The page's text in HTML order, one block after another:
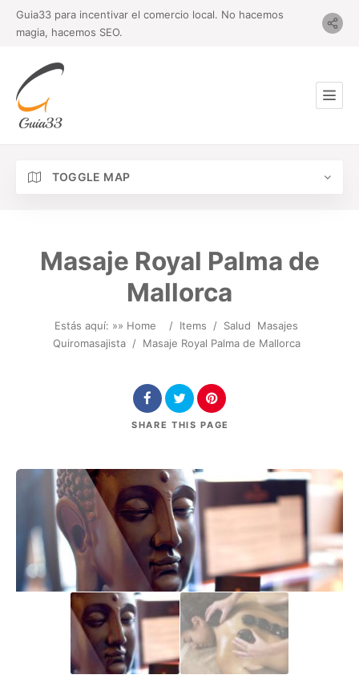
Guia33 para incentivar el comercio local. No hacemos
magia, hacemos SEO.
TOGGLE MAP
Masaje Royal Palma de
Mallorca
Estás aquí: »» Home / Items / Salud
Masajes
Quiromasajista / Masaje Royal Palma de Mallorca
SHARE THIS PAGE